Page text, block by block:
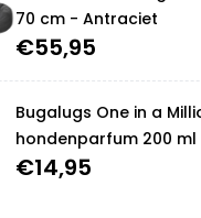
70 cm - Antraciet
€55,95
Bugalugs One in a
hondenparfum 200 ml
€14,95